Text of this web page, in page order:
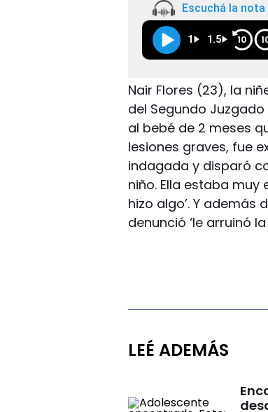
Escuchá la
1 1.5 10
Nair Flores (23), la
del Segundo
al bebé de 2 meses
lesiones graves, fue
indagada y disparó
niño. Ella estaba
hizo algo’. Y además
denunció ‘le arruinó la
LEÉ ADEMÁS